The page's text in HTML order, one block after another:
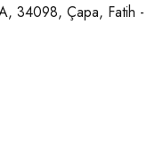
34098, Çapa, Fatih -